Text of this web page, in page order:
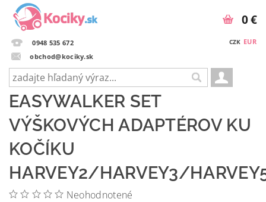
0948 535 672
obchod@kociky.sk
CZK EUR
0 €
EASYWALKER SET
VÝŠKOVÝCH ADAPTÉROV KU
KOČÍKU
HARVEY2/HARVEY3/
Neohodnotené